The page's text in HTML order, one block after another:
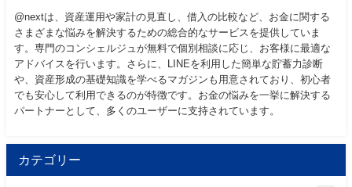
@nextは、資産運用や家計の見直し、借入の比較など、お金に関する
さまざまな悩みを解決するための総合的なサービスを提供していま
す。専門のコンシェルジュが無料で個別相談に応じ、お客様に最適な
アドバイスを行います。さらに、LINEを利用した簡単な貯蓄力診断
や、資産形成の基礎知識を学べるマガジンも用意されており、初心者
でも安心して利用できるのが特徴です。お金の悩みを一挙に解決する
パートナーとして、多くのユーザーに支持されています。
カテゴリー